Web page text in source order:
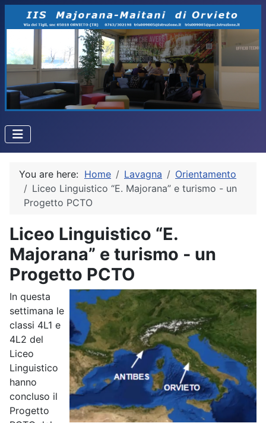
You are here: Home Lavagna
Orientamento
Liceo Linguistico “E. Majorana” e turismo - un
Progetto PCTO
Liceo Linguistico “E.
Majorana” e turismo - un
Progetto PCTO
In questa
settimana le
classi 4L1 e
4L2 del
Liceo
Linguistico
hanno
concluso il
Progetto